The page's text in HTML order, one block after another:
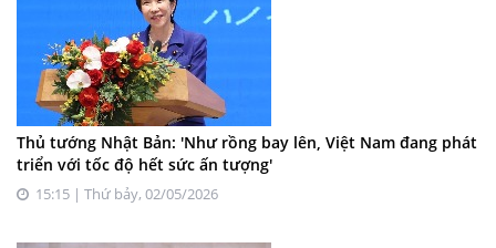
Thủ tướng Nhật Bản: 'Như rồng bay lên, Việt Nam đang phát
triển với tốc độ hết sức ấn tượng'
15:15 | Thứ bảy, 02/05/2026